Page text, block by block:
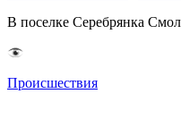
В поселке Серебрянка
Происшествия